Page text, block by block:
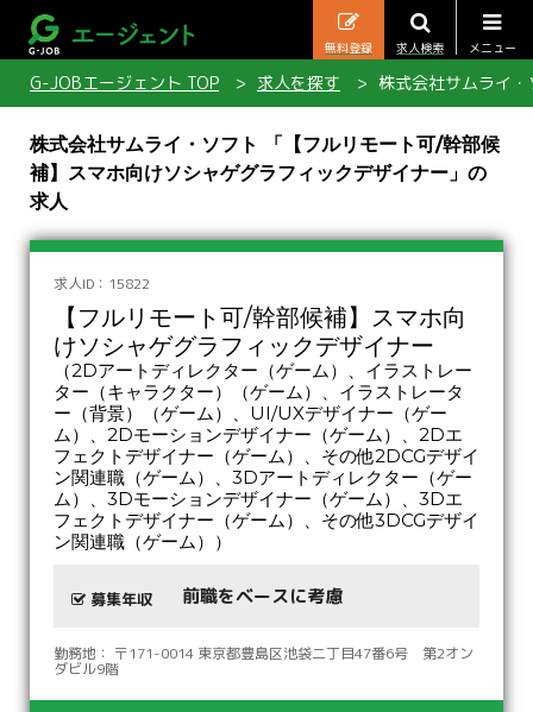
メニュー
求人検索
無料登録
G-JOBエージェント TOP 求人を探す 株式会社サムライ
株式会社サムライ・ソフト 「【フルリモート可/幹部候
補】スマホ向けソシャゲグラフィックデザイナー」の
求人
求人ID：15822
【フルリモート可/幹部候補】スマホ向
けソシャゲグラフィックデザイナー
（2Dアートディレクター（ゲーム）、イラストレー
ター（キャラクター）（ゲーム）、イラストレータ
ー（背景）（ゲーム）、UI/UXデザイナー（ゲー
ム）、2Dモーションデザイナー（ゲーム）、2Dエ
フェクトデザイナー（ゲーム）、その他2DCGデザイ
ン関連職（ゲーム）、3Dアートディレクター（ゲー
ム）、3Dモーションデザイナー（ゲーム）、3Dエ
フェクトデザイナー（ゲーム）、その他3DCGデザイ
ン関連職（ゲーム））
募集年収 前職をベースに考慮
勤務地： 〒171-0014 東京都豊島区池袋二丁目47番6号 第2オン
ダビル9階